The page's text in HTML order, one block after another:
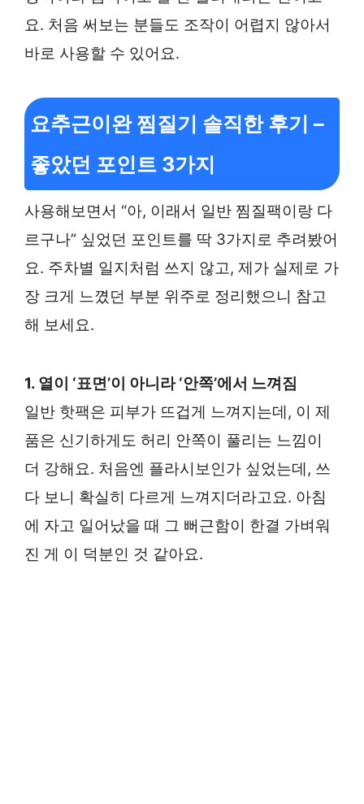
요. 처음 써보는 분들도 조작이 어렵지 않아서
바로 사용할 수 있어요.
요추근이완 찜질기 솔직한 후기 –
좋았던 포인트 3가지
사용해보면서 “아, 이래서 일반 찜질팩이랑 다
르구나” 싶었던 포인트를 딱 3가지로 추려봤어
요. 주차별 일지처럼 쓰지 않고, 제가 실제로 가
장 크게 느꼈던 부분 위주로 정리했으니 참고
해 보세요.
1. 열이 ‘표면’이 아니라 ‘안쪽’에서 느껴짐
일반 핫팩은 피부가 뜨겁게 느껴지는데, 이 제
품은 신기하게도 허리 안쪽이 풀리는 느낌이
더 강해요. 처음엔 플라시보인가 싶었는데, 쓰
다 보니 확실히 다르게 느껴지더라고요. 아침
에 자고 일어났을 때 그 뻐근함이 한결 가벼워
진 게 이 덕분인 것 같아요.